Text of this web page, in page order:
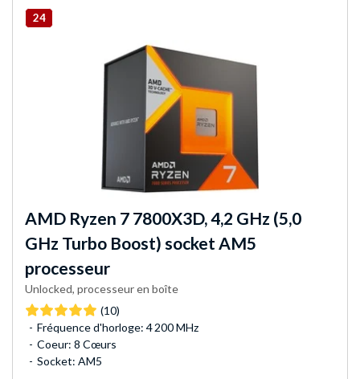
24
AMD Ryzen 7 7800X3D, 4,2 GHz (5,0
GHz Turbo Boost) socket AM5
processeur
Unlocked, processeur en boîte
(10)
Fréquence d'horloge: 4 200 MHz
Coeur: 8 Cœurs
Socket: AM5